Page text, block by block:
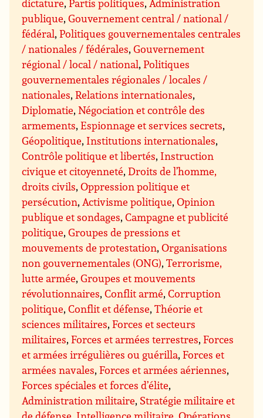
dictature,Partis politiques,Administration
publique,Gouvernement central / national /
fédéral,Politiques gouvernementales centrales
/ nationales / fédérales,Gouvernement
régional / local / national,Politiques
gouvernementales régionales / locales /
nationales,Relations internationales,
Diplomatie,Négociation et contrôle des
armements,Espionnage et services secrets,
Géopolitique, Institutions internationales,
Contrôle politique et libertés, Instruction
civique et citoyenneté,Droits de l’homme,
droits civils,Oppression politique et
persécution,Activisme politique,Opinion
publique et sondages,Campagne et publicité
politique,Groupes de pressions et
mouvements de protestation,Organisations
non gouvernementales (ONG),Terrorisme,
lutte armée,Groupes et mouvements
révolutionnaires,Conflit armé,Corruption
politique,Conflit et défense,Théorie et
sciences militaires,Forces et secteurs
militaires,Forces et armées terrestres,Forces
et armées irrégulières ou guérilla,Forces et
armées navales,Forces et armées aériennes,
Forces spéciales et forces d’élite,
Administration militaire, Stratégie militaire et